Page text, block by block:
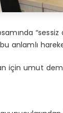
“sessiz
bu anlamlı
için umut